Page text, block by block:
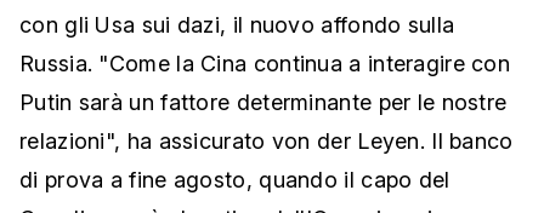
con gli Usa sui dazi, il nuovo affondo sulla
Russia. "Come la Cina continua a interagire con
Putin sarà un fattore determinante per le nostre
relazioni", ha assicurato von der Leyen. Il banco
di prova a fine agosto, quando il capo del